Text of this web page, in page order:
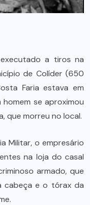
a tiros na
de Colíder (650
Faria estava em
se aproximou
que morreu no local.
Militar, o empresário
na loja do casal
armado, que
cabeça e o tórax da